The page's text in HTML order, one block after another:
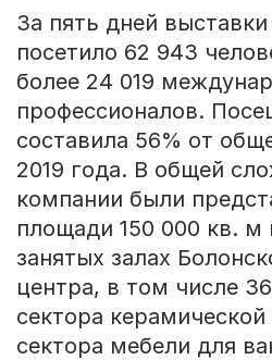
За пять дней выставки
посетило 62 943
более 24 019
профессионалов.
составила 56% от
2019 года. В общей
компании были
площади 150 000 кв. м
занятых залах
центра, в том числе
сектора керамической
сектора мебели для